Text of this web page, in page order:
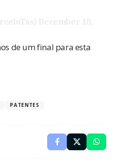
de um final para esta
PATENTES